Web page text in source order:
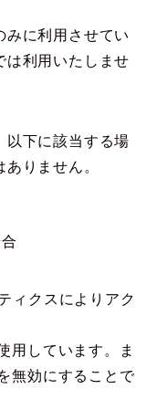
みに利用させてい
は利用いたしませ
以下に該当する場
りません。
ィクスによりアク
用しています。ま
無効にすることで